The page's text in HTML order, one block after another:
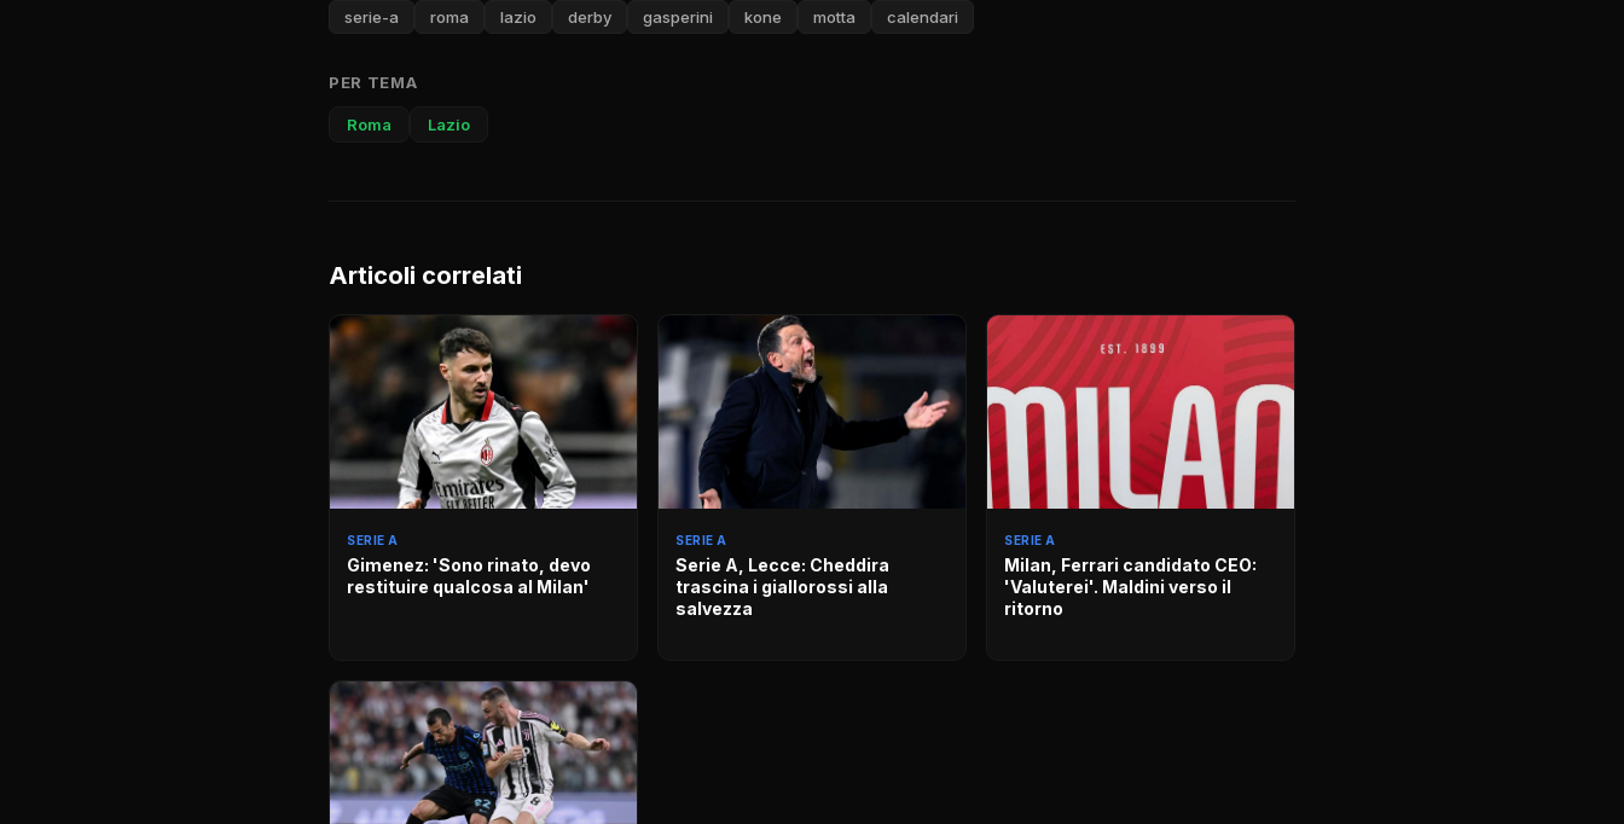
serie-a roma lazio derby gasperini kone motta calendari
PER TEMA
Roma Lazio
Articoli correlati
SERIE A
Gimenez: 'Sono rinato, devo
restituire qualcosa al Milan'
SERIE A
Serie A, Lecce: Cheddira
trascina i giallorossi alla
salvezza
SERIE A
Milan, Ferrari candidato CEO:
'Valuterei'. Maldini verso il
ritorno